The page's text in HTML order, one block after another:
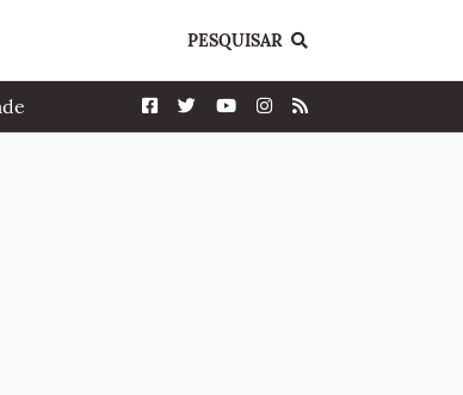
PESQUISAR